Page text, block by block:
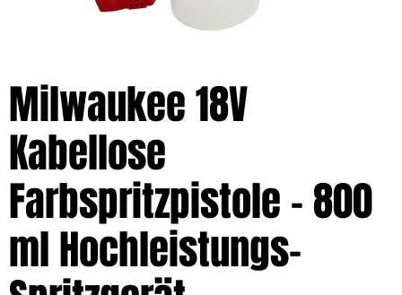
Milwaukee 18V
Kabellose
Farbspritzpistole – 800
ml Hochleistungs-